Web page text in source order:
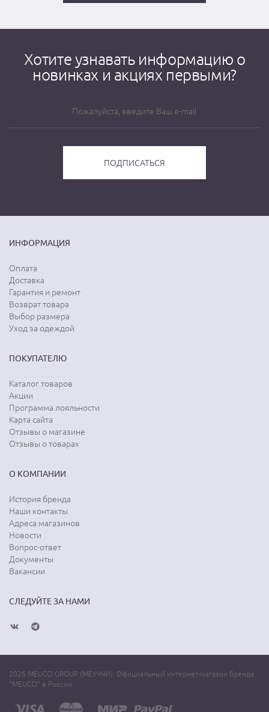
Хотите узнавать информацию о
новинках и акциях первыми?
ИНФОРМАЦИЯ
Оплата
Доставка
Гарантия и ремонт
Возврат товара
Выбор размера
Уход за одеждой
ПОКУПАТЕЛЮ
Каталог товаров
Акции
Программа лояльности
Карта сайта
Отзывы о магазине
Отзывы о товарах
О КОМПАНИИ
История бренда
Наши контакты
Адреса магазинов
Новости
Вопрос-ответ
Документы
Вакансии
СЛЕДУЙТЕ ЗА НАМИ
2026 MEUCCI GROUP (МЕУЧЧИ). Официальный интернет-магазин бренда
"MEUCCI" в России